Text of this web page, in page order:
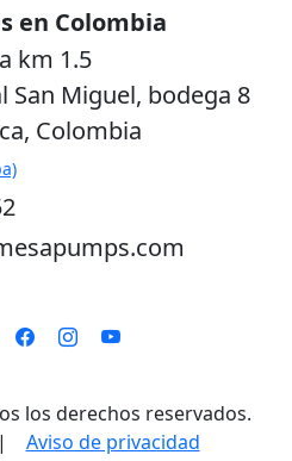
en Colombia
km 1.5
San Miguel, bodega 8
Colombia
los derechos reservados.
Aviso de privacidad